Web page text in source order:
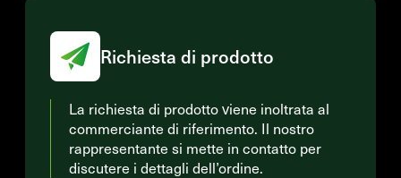
Richiesta di prodotto
La richiesta di prodotto viene inoltrata al
commerciante di riferimento. Il nostro
rappresentante si mette in contatto per
discutere i dettagli dell’ordine.